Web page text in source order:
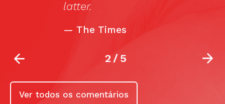
The Times
2/5
Ver todos os comentários